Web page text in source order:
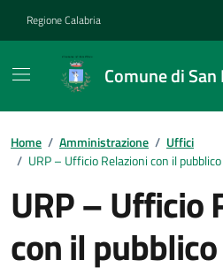
Regione Calabria
Comune di
Home / Amministrazione / Uffici
/ URP – Ufficio Relazioni con il pubblico
URP – Ufficio
con il pubblico